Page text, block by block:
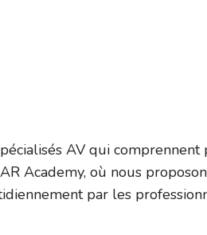
AV qui
Academy, où nous
par les